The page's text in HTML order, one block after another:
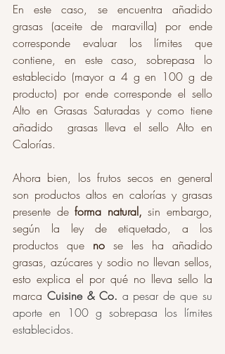
En este caso, se encuentra añadido
grasas (aceite de maravilla) por ende
corresponde evaluar los límites que
contiene, en este caso, sobrepasa lo
establecido (mayor a 4 g en 100 g de
producto) por ende corresponde el sello
Alto en Grasas Saturadas y como tiene
añadido  grasas lleva el sello Alto en
Calorías.
Ahora bien, los frutos secos en general
son productos altos en calorías y grasas
presente de forma natural, sin embargo,
según la ley de etiquetado, a los
productos que no se les ha añadido
grasas, azúcares y sodio no llevan sellos,
esto explica el por qué no lleva sello la
marca Cuisine & Co. a pesar de que su
aporte en 100 g sobrepasa los límites
establecidos.